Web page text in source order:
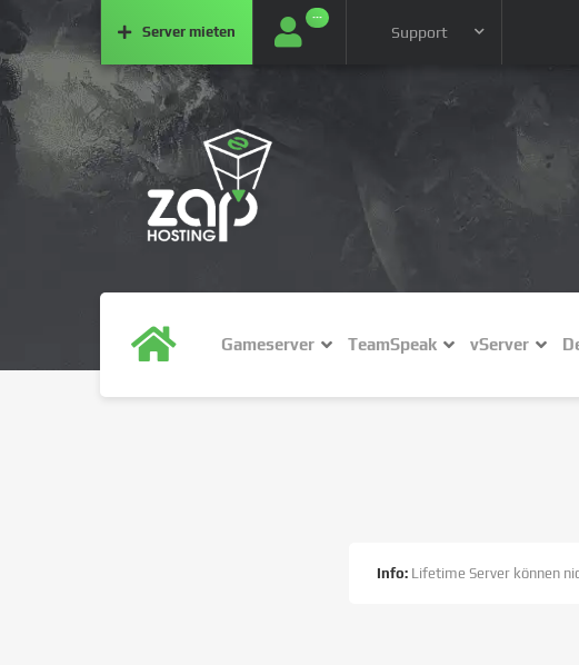
Server mieten
···
Support
Gameserver TeamSpeak vServer
Info: Lifetime Server können